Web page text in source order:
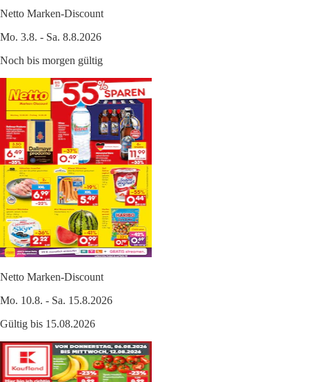
Netto Marken-Discount
Mo. 3.8. - Sa. 8.8.2026
Noch bis morgen gültig
Netto Marken-Discount
Mo. 10.8. - Sa. 15.8.2026
Gültig bis 15.08.2026